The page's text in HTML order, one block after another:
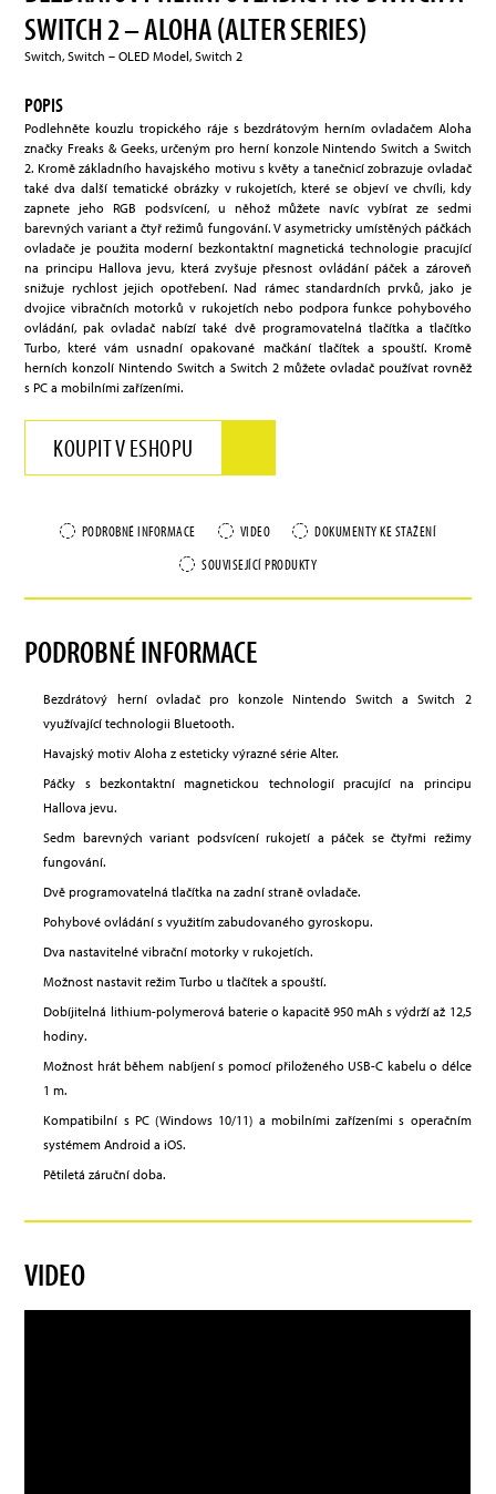
SWITCH 2 – ALOHA (ALTER SERIES)
Switch, Switch – OLED Model, Switch 2
POPIS
Podlehněte kouzlu tropického ráje s bezdrátovým herním ovladačem Aloha
značky Freaks & Geeks, určeným pro herní konzole Nintendo Switch a Switch
2. Kromě základního havajského motivu s květy a tanečnicí zobrazuje ovladač
také dva další tematické obrázky v rukojetích, které se objeví ve chvíli, kdy
zapnete jeho RGB podsvícení, u něhož můžete navíc vybírat ze sedmi
barevných variant a čtyř režimů fungování. V asymetricky umístěných páčkách
ovladače je použita moderní bezkontaktní magnetická technologie pracující
na principu Hallova jevu, která zvyšuje přesnost ovládání páček a zároveň
snižuje rychlost jejich opotřebení. Nad rámec standardních prvků, jako je
dvojice vibračních motorků v rukojetích nebo podpora funkce pohybového
ovládání, pak ovladač nabízí také dvě programovatelná tlačítka a tlačítko
Turbo, které vám usnadní opakované mačkání tlačítek a spouští. Kromě
herních konzolí Nintendo Switch a Switch 2 můžete ovladač používat rovněž
s PC a mobilními zařízeními.
KOUPIT V ESHOPU
PODROBNÉ INFORMACE VIDEO
DOKUMENTY KE STAŽENÍ
SOUVISEJÍCÍ PRODUKTY
PODROBNÉ INFORMACE
Bezdrátový herní ovladač pro konzole Nintendo Switch a Switch 2
využívající technologii Bluetooth.
Havajský motiv Aloha z esteticky výrazné série Alter.
Páčky s bezkontaktní magnetickou technologií pracující na principu
Hallova jevu.
Sedm barevných variant podsvícení rukojetí a páček se čtyřmi režimy
fungování.
Dvě programovatelná tlačítka na zadní straně ovladače.
Pohybové ovládání s využitím zabudovaného gyroskopu.
Dva nastavitelné vibrační motorky v rukojetích.
Možnost nastavit režim Turbo u tlačítek a spouští.
Dobíjitelná lithium-polymerová baterie o kapacitě 950 mAh s výdrží až 12,5
hodiny.
Možnost hrát během nabíjení s pomocí přiloženého USB-C kabelu o délce
1 m.
Kompatibilní s PC (Windows 10/11) a mobilními zařízeními s operačním
systémem Android a iOS.
Pětiletá záruční doba.
VIDEO